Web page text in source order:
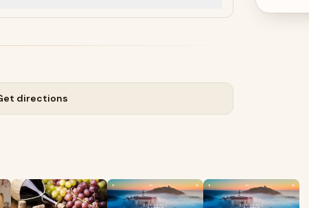
Vinařství Přátelé Pavlova
Slaměnka
Vinařství Foltýn
Vinařství Reisten
directions